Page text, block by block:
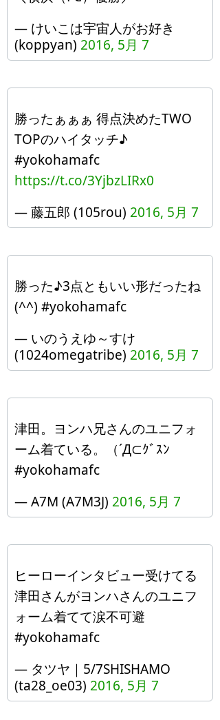
— けいこは宇宙人がお好き
(koppyan) 2016, 5月 7
勝ったぁぁぁ 得点決めたTWO
TOPのハイタッチ♪
#yokohamafc
https://t.co/3YjbzLIRx0
— 藤五郎 (105rou) 2016, 5月 7
勝った♪3点ともいい形だったね
(^^) #yokohamafc
— いのうえゆ～すけ
(1024omegatribe) 2016, 5月 7
津田。ヨンハ兄さんのユニフォ
ーム着ている。（´Д⊂ｸﾞｽﾝ
#yokohamafc
— A7M (A7M3J) 2016, 5月 7
ヒーローインタビュー受けてる
津田さんがヨンハさんのユニフ
ォーム着てて涙不可避
#yokohamafc
— タツヤ｜5/7SHISHAMO
(ta28_oe03) 2016, 5月 7